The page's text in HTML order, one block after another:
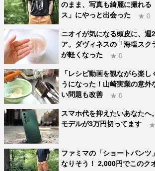
のまま、写真も綺麗に撮れる
ス」にやっと出会った
★ 0
ニオイが気になる頭皮に、週
ア。ダヴィネスの「海塩スク
が軽くなった
★ 0
「レシピ動画を観ながら楽
うになった！山崎実業の意外
い問題も改善
★ 0
スマホ代を抑えたいあなたへ
モデルが3万円切ってます
ファミマの「ショートパンツ
なりそう！ 2,000円でこのク